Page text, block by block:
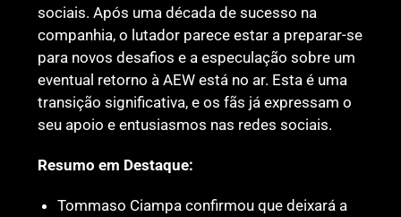
sociais. Após uma década de sucesso na
companhia, o lutador parece estar a preparar-se
para novos desafios e a especulação sobre um
eventual retorno à AEW está no ar. Esta é uma
transição significativa, e os fãs já expressam o
seu apoio e entusiasmos nas redes sociais.
Resumo em Destaque:
Tommaso Ciampa confirmou que deixará a